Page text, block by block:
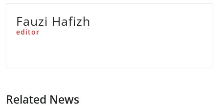
Fauzi Hafizh
editor
Related News